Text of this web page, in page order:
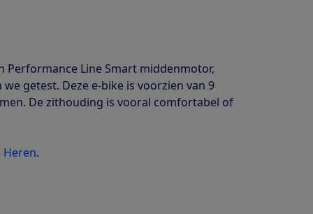
Performance Line Smart middenmotor,
getest. Deze e-bike is voorzien van 9
De zithouding is vooral comfortabel of
Heren.